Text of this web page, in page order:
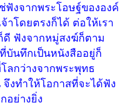
ฟังจากพระโอษฐ์ขององค์
าโดยตรงก็ได้ ต่อให้เรา
ดี ฟังจากหมู่สงฆ์ก็ตาม
บันทึกเป็นหนังสืออยู่ก็
ลกว่างจากพระพุทธ
งทำให้โอกาสที่จะได้ฟัง
อย่างยิ่ง